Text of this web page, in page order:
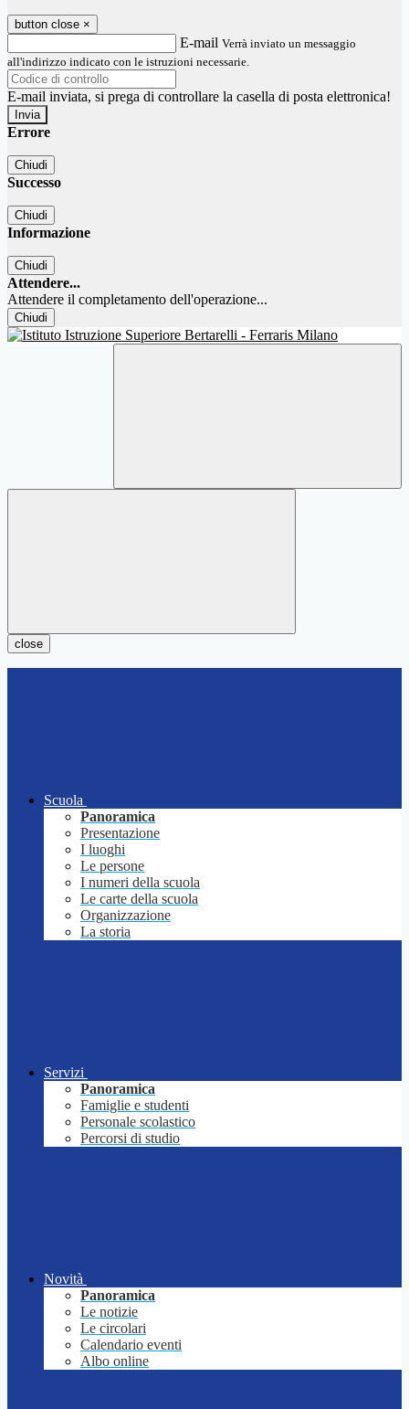
button close ×
E-mail Verrà inviato un messaggio
all'indirizzo indicato con le istruzioni necessarie.
E-mail inviata, si prega di controllare la casella di posta elettronica!
Errore
Chiudi
Successo
Chiudi
Informazione
Chiudi
Attendere...
Attendere il completamento dell'operazione...
Chiudi
close
Scuola
Panoramica
Presentazione
I luoghi
Le persone
I numeri della scuola
Le carte della scuola
Organizzazione
La storia
Servizi
Panoramica
Famiglie e studenti
Personale scolastico
Percorsi di studio
Novità
Panoramica
Le notizie
Le circolari
Calendario eventi
Albo online